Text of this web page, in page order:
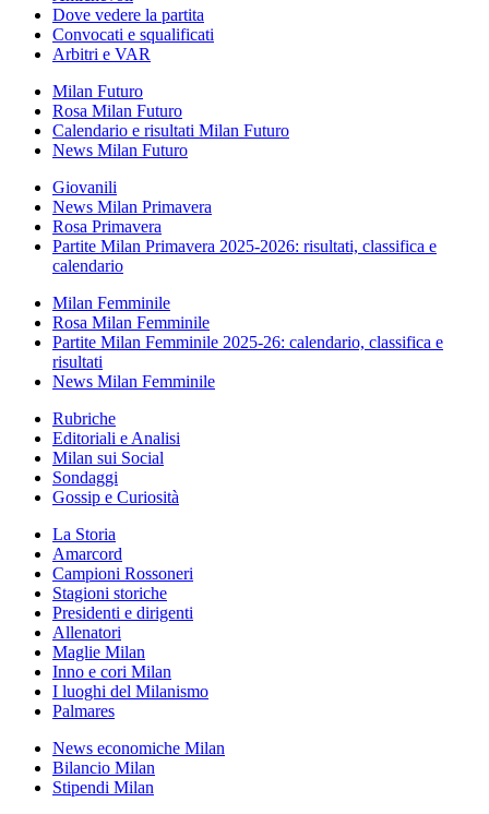
Dove vedere la partita
Convocati e squalificati
Arbitri e VAR
Milan Futuro
Rosa Milan Futuro
Calendario e risultati Milan Futuro
News Milan Futuro
Giovanili
News Milan Primavera
Rosa Primavera
Partite Milan Primavera 2025-2026: risultati, classifica e
calendario
Milan Femminile
Rosa Milan Femminile
Partite Milan Femminile 2025-26: calendario, classifica e
risultati
News Milan Femminile
Rubriche
Editoriali e Analisi
Milan sui Social
Sondaggi
Gossip e Curiosità
La Storia
Amarcord
Campioni Rossoneri
Stagioni storiche
Presidenti e dirigenti
Allenatori
Maglie Milan
Inno e cori Milan
I luoghi del Milanismo
Palmares
News economiche Milan
Bilancio Milan
Stipendi Milan